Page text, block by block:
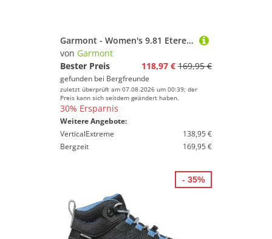
Garmont - Women's 9.81 Etere - Wanderschuhe Gr 39,5 blau
von Garmont
Bester Preis
118,97 € 169,95 €
gefunden bei Bergfreunde
zuletzt überprüft am 07.08.2026 um 00:39; der
Preis kann sich seitdem geändert haben.
30% Ersparnis
Weitere Angebote:
VerticalExtreme
138,95 €
Bergzeit
169,95 €
- 35%